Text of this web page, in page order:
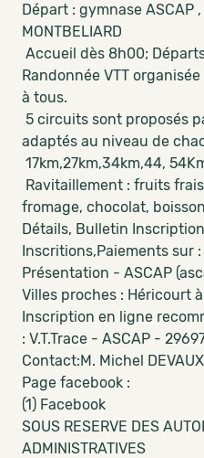
Départ : gymnase ASCAP
MONTBELIARD
Accueil dès 8h00;
Randonnée VTT
à tous.
5 circuits sont proposés
adaptés au niveau de
17km,27km,34km,44,
Ravitaillement : fruits
fromage, chocolat,
Détails, Bulletin
Inscritions,Paiements sur :
Présentation - ASCAP
Villes proches : Héricourt
Inscription en ligne
: V.T.Trace - ASCAP -
Contact:M. Michel
Page facebook :
(1) Facebook
SOUS RESERVE DES
ADMINISTRATIVES